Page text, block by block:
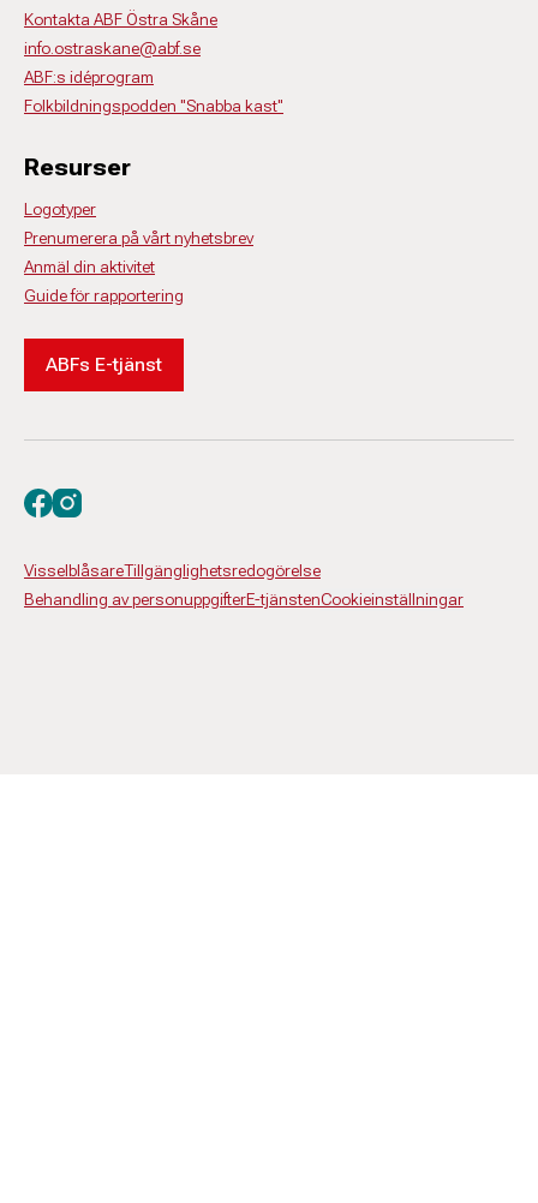
Kontakta ABF Östra Skåne
info.ostraskane@abf.se
ABF:s idéprogram
Folkbildningspodden "Snabba kast"
Resurser
Logotyper
Prenumerera på vårt nyhetsbrev
Anmäl din aktivitet
Guide för rapportering
ABFs E-tjänst
VisselblåsareTillgänglighetsredogörelse
Behandling av personuppgifterE-tjänstenCookieinställningar
Besök oss på facebook
Besök oss på instagram